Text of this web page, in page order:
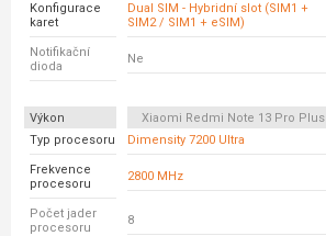
Konfigurace
karet
Dual SIM - Hybridní slot (SIM1 +
SIM2 / SIM1 + eSIM)
Notifikační
dioda
Ne
Výkon Xiaomi Redmi Note 13 Pro Plus
Typ procesoru
Dimensity 7200 Ultra
Frekvence
procesoru
2800 MHz
Počet jader
procesoru
8